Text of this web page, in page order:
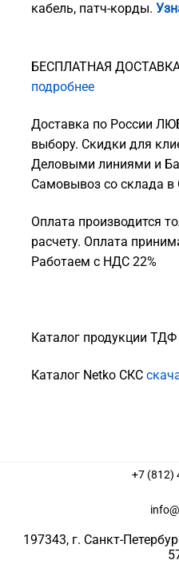
кабель, патч-корды.
БЕСПЛАТНАЯ ДОСТАВКА
подробнее
Доставка по России
выбору. Скидки для
Деловыми линиями и
Самовывоз со склада в
Оплата производится
расчету. Оплата
Работаем с НДС 22%
Каталог продукции ТДФ
Каталог Netko СКС
+7 (812)
197343, г. Санкт-